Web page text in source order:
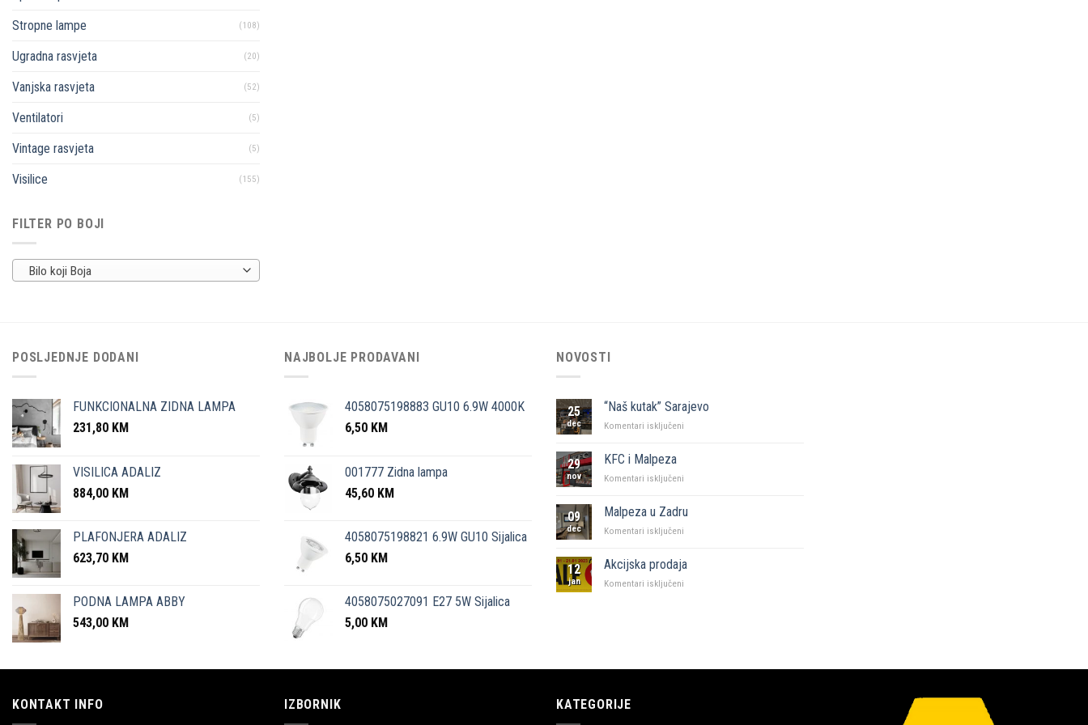
Stropne lampe (108)
Ugradna rasvjeta (20)
Vanjska rasvjeta (52)
Ventilatori (5)
Vintage rasvjeta (5)
Visilice (155)
FILTER PO BOJI
Bilo koji Boja
POSLJEDNJE DODANI
FUNKCIONALNA ZIDNA LAMPA
231,80 KM
VISILICA ADALIZ
884,00 KM
PLAFONJERA ADALIZ
623,70 KM
PODNA LAMPA ABBY
543,00 KM
NAJBOLJE PRODAVANI
4058075198883 GU10 6.9W 4000K
6,50 KM
001777 Zidna lampa
45,60 KM
4058075198821 6.9W GU10 Sijalica
6,50 KM
4058075027091 E27 5W Sijalica
5,00 KM
NOVOSTI
25
dec
“Naš kutak” Sarajevo
Komentari isključeni
29
nov
KFC i Malpeza
Komentari isključeni
Malpeza
09
dec
Malpeza u Zadru
Komentari isključeni
Zadru
12
jan
Akcijska prodaja
Komentari isključeni
KONTAKT INFO IZBORNIK KATEGORIJE